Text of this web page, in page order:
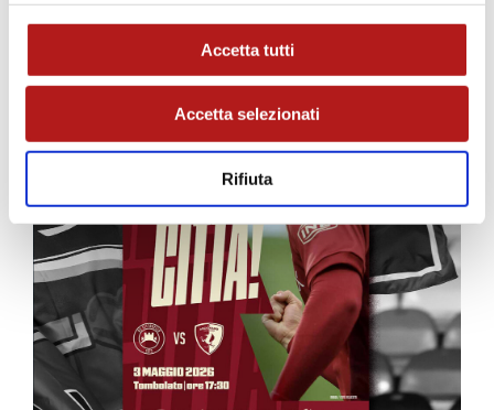
Accetta tutti
Accetta selezionati
Rifiuta